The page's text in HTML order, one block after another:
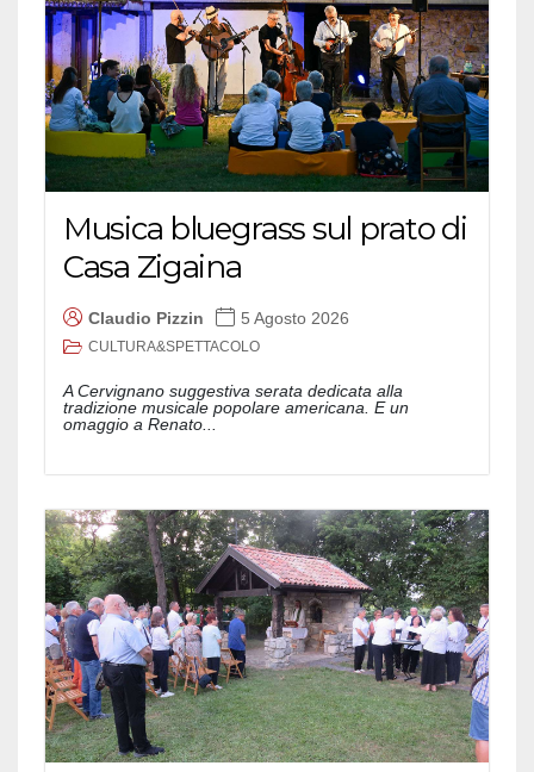
Musica bluegrass sul prato di
Casa Zigaina
Claudio Pizzin 5 Agosto 2026
CULTURA&SPETTACOLO
A Cervignano suggestiva serata dedicata alla
tradizione musicale popolare americana. E un
omaggio a Renato...